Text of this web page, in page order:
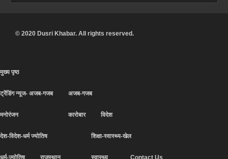
© 2020 Dusri Khabar. All rights reserved.
मुख्य पृष्ठ
ट्रेंडिंग न्यूज- अजब-गजब
मनोरंजन
अजब-गजब
कारोबार विदेश
देश-विदेश-धर्म ज्योतिष शिक्षा-स्वास्थ्य-खेल